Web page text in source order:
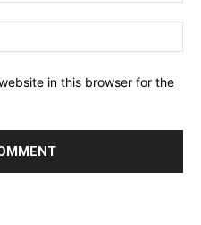
in this browser for the